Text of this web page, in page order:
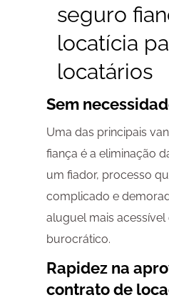
seguro
locatícia
locatários
Sem
Uma das principais
fiança é a eliminação
um fiador, processo
complicado e
aluguel mais acessível
burocrático.
Rapidez na
contrato de